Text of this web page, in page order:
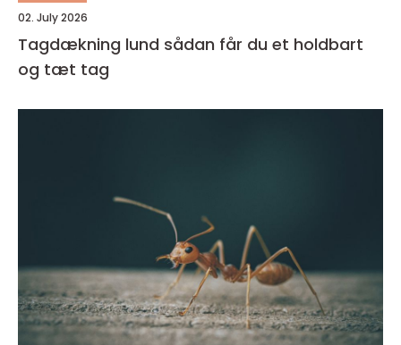
02. July 2026
Tagdækning lund sådan får du et holdbart
og tæt tag